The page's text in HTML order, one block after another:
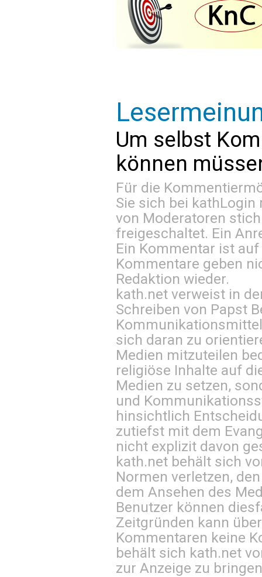
Um selbst
können
Für die
Sie sich bei kathLogin
von Moderatoren
freigeschaltet. Ein
Ein Kommentar ist
Kommentare geben
Redaktion wieder.
kath.net verweist in
Schreiben von Papst
sich daran zu
Medien mitzuteilen
religiöse Inhalte auf
Medien zu setzen,
und
hinsichtlich
zutiefst mit dem
nicht explizit davon
kath.net behält sich
Normen verletzen,
dem Ansehen des
Benutzer können
Zeitgründen kann
Kommentaren keine
behält sich kath.net
zur Anzeige zu